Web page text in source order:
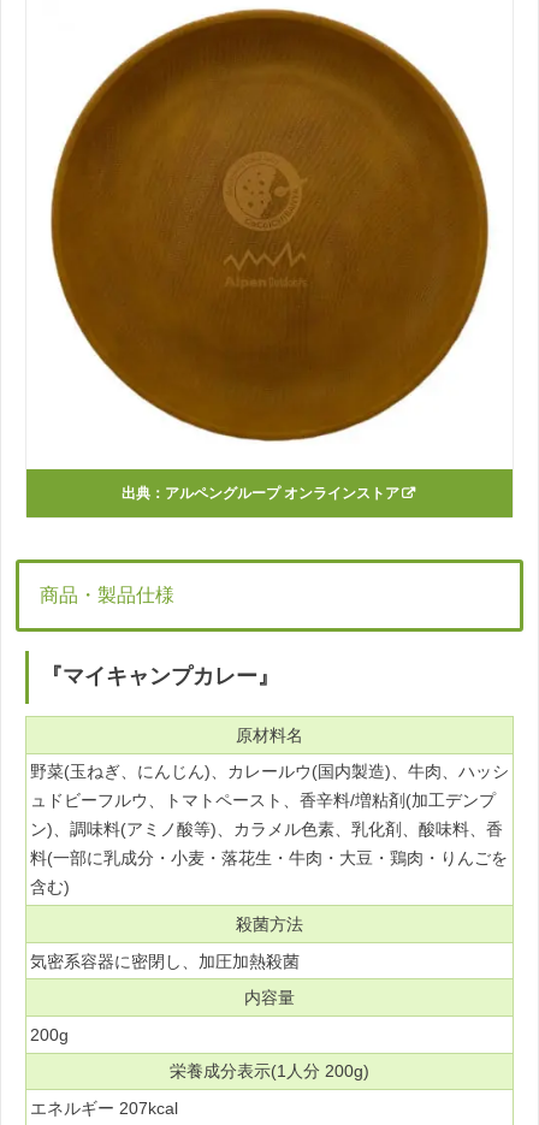
出典： アルペングループ オンラインストア
商品・製品仕様
『マイキャンプカレー』
原材料名
野菜(玉ねぎ、にんじん)、カレールウ(国内製造)、牛肉、ハッシ
ュドビーフルウ、トマトペースト、香辛料/増粘剤(加工デンプ
ン)、調味料(アミノ酸等)、カラメル色素、乳化剤、酸味料、香
料(一部に乳成分・小麦・落花生・牛肉・大豆・鶏肉・りんごを
含む)
殺菌方法
気密系容器に密閉し、加圧加熱殺菌
内容量
200g
栄養成分表示(1人分 200g)
エネルギー 207kcal